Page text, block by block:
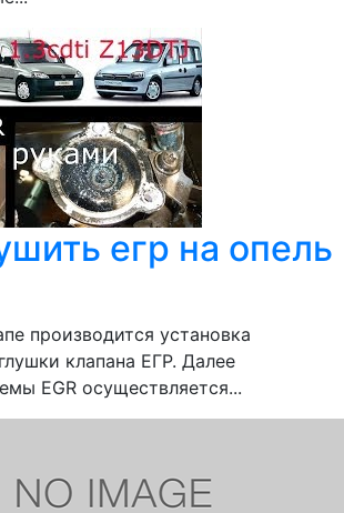
егр на опель
производится установка
клапана ЕГР. Далее
EGR осуществляется...